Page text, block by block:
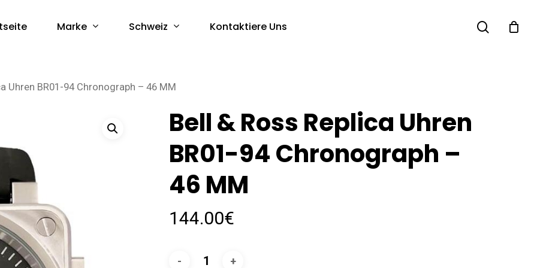
Marke Schweiz Kontaktiere Uns search
Uhren BR01-94 Chronograph – 46 MM
Bell & Ross Replica Uhren
BR01-94 Chronograph –
46 MM
144.00€